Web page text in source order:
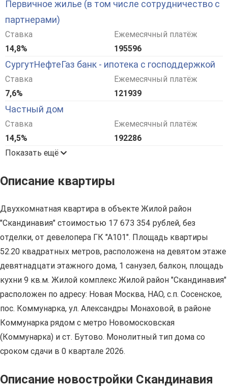
Первичное жилье (в том числе сотрудничество с
партнерами)
Ставка
14,8%
Ежемесячный платёж
195596
СургутНефтеГаз банк - ипотека с господдержкой
Ставка
7,6%
Ежемесячный платёж
121939
Частный дом
Ставка
14,5%
Ежемесячный платёж
192286
Показать ещё
Описание квартиры
Двухкомнатная квартира в объекте Жилой район
"Скандинавия" стоимостью 17 673 354 рублей, без
отделки, от девелопера ГК "А101". Площадь квартиры
52.20 квадратных метров, расположена на девятом этаже
девятнадцати этажного дома, 1 санузел, балкон, площадь
кухни 9 кв.м. Жилой комплекс Жилой район "Скандинавия"
расположен по адресу: Новая Москва, НАО, с.п. Сосенское,
пос. Коммунарка, ул. Александры Монаховой, в районе
Коммунарка рядом с метро Новомосковская
(Коммунарка) и ст. Бутово. Монолитный тип дома со
сроком сдачи в 0 квартале 2026.
Описание новостройки Скандинавия